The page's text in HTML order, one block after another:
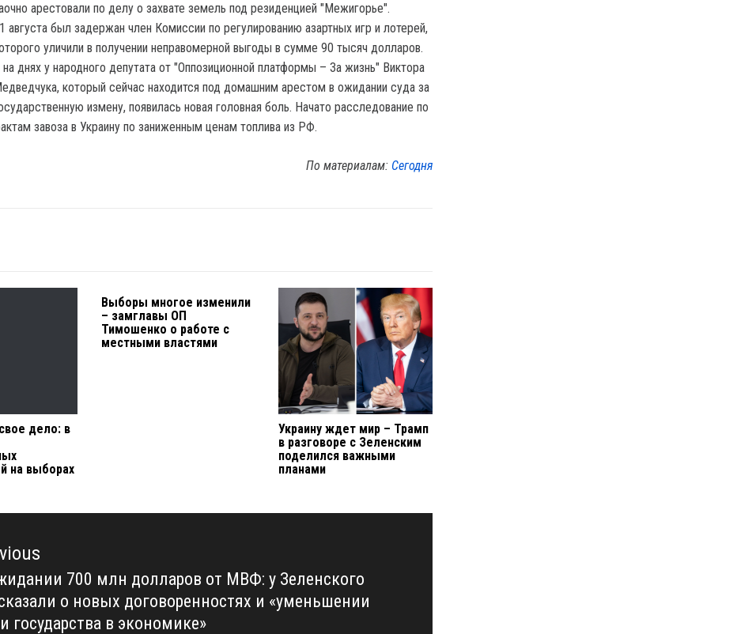
арестовали по делу о захвате земель под резиденцией "Межигорье".
августа был задержан член Комиссии по регулированию азартных игр и лотерей,
уличили в получении неправомерной выгоды в сумме 90 тысяч долларов.
днях у народного депутата от "Оппозиционной платформы – За жизнь" Виктора
который сейчас находится под домашним арестом в ожидании суда за
измену, появилась новая головная боль. Начато расследование по
завоза в Украину по заниженным ценам топлива из РФ.
По материалам: Сегодня
дело: в
на выборах
Выборы многое изменили
– замглавы ОП
Тимошенко о работе с
местными властями
Украину ждет мир – Трамп
в разговоре с Зеленским
поделился важными
планами
700 млн долларов от МВФ: у Зеленского
о новых договоренностях и «уменьшении
государства в экономике»